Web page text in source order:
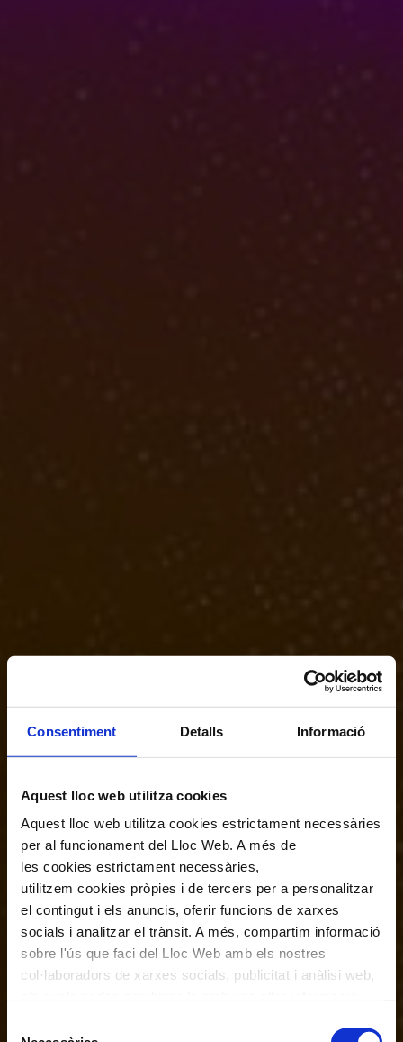
Consentiment Detalls Informació
Aquest lloc web utilitza cookies
Aquest lloc web utilitza cookies estrictament necessàries
per al funcionament del Lloc Web. A més de
les cookies estrictament necessàries,
utilitzem cookies pròpies i de tercers per a personalitzar
el contingut i els anuncis, oferir funcions de xarxes
socials i analitzar el trànsit. A més, compartim informació
sobre l'ús que faci del Lloc Web amb els nostres
col·laboradors de xarxes socials, publicitat i anàlisi web,